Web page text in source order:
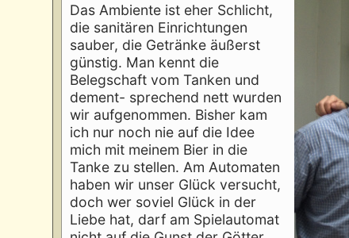
Das Ambiente ist eher Schlicht,
die sanitären Einrichtungen
sauber, die Getränke äußerst
günstig. Man kennt die
Belegschaft vom Tanken und
dement- sprechend nett wurden
wir aufgenommen. Bisher kam
ich nur noch nie auf die Idee
mich mit meinem Bier in die
Tanke zu stellen. Am Automaten
haben wir unser Glück versucht,
doch wer soviel Glück in der
Liebe hat, darf am Spielautomat